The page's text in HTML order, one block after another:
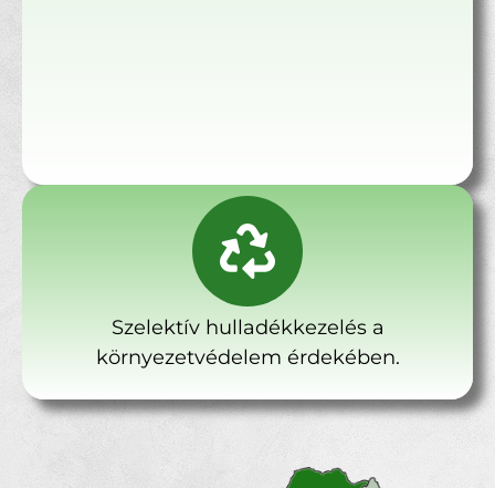
Szelektív hulladékkezelés a
környezetvédelem érdekében.